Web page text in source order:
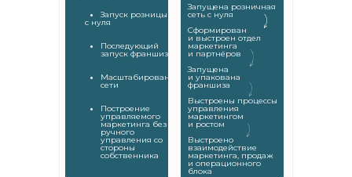
Запуск розницы
с нуля
Последующий
запуск франшизы
Масштабирование
сети
Построение
управляемого
маркетинга без
ручного
управления со
стороны
собственника
Запущена розничная
сеть с нуля
Сформирован
и выстроен отдел
маркетинга
и партнёров
Запущена
и упакована
франшиза
Выстроены процессы
управления
маркетингом
и ростом
Выстроено
взаимодействие
маркетинга, продаж
и операционного
блока